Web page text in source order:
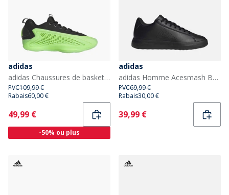
adidas
adidas Chaussures de basketball basses 'Slime' Homme Anthony Edwards 1 Lucid Lime/Aurora Ink/Core Black
PVC109,99 €
Rabais60,00 €
Current
49,99 €
-50% ou plus
adidas
adidas Homme Acesmash Base Baskets Core Black/Core Black/Core Black
PVC69,99 €
Rabais30,00 €
Current
39,99 €